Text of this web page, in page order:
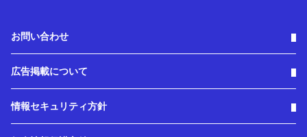
お問い合わせ
広告掲載について
情報セキュリティ方針